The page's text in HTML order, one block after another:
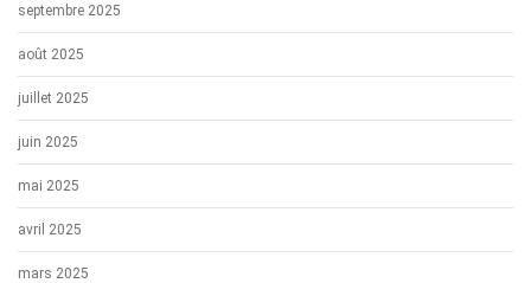
septembre 2025
août 2025
juillet 2025
juin 2025
mai 2025
avril 2025
mars 2025